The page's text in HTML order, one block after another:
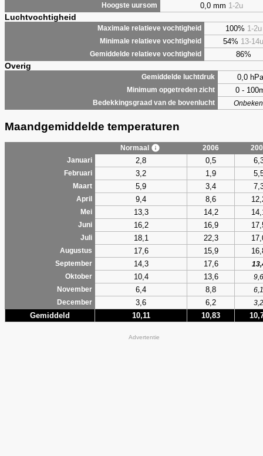
Hoogste uursom 0,0 mm 1-2u
Luchtvochtigheid
Maximale relatieve vochtigheid 100% 1-2u
Minimale relatieve vochtigheid 54% 13-14u
Gemiddelde relatieve vochtigheid 86%
Overig
Gemiddelde luchtdruk 0,0 hPa
Minimum opgetreden zicht 0 -
Bedekkingsgraad van de bovenlucht
Maandgemiddelde temperaturen
Normaal 2006
Januari
2,8 0,5
Februari 3,2 1,9
Maart 5,9 3,4
April 9,4 8,6
Mei 13,3 14,2
Juni 16,2 16,9
Juli 18,1 22,3
Augustus 17,6 15,9
September 14,3 17,6
Oktober
10,4 13,6
9,6
November
6,4 8,8
6,1
December
3,6 6,2 3,2
Gemiddeld 10,11 10,83
Advertentie